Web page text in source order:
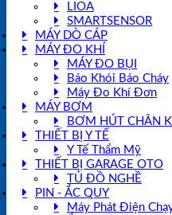
LIOA
SMARTSENSOR
MÁY DÒ CÁP
MÁY ĐO KHÍ
MÁY ĐO BỤI
Báo Khói Báo Cháy
Máy Đo Khí Đơn
MÁY BƠM
BƠM HÚT CHÂN
THIẾT BỊ Y TẾ
Y Tế Thẩm Mỹ
THIẾT BỊ GARAGE OTO
TỦ ĐỒ NGHỀ
PIN - ẮC QUY
Máy Phát Điện